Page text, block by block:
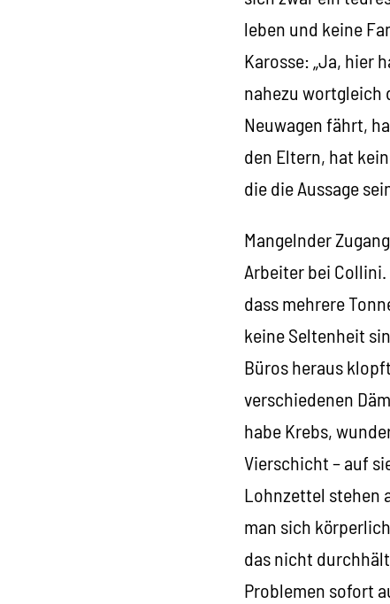
leben und keine
Karosse: „Ja, hier
nahezu wortgleich
Neuwagen fährt,
den Eltern, hat
die die Aussage
Mangelnder
Arbeiter bei
dass mehrere
keine Seltenheit
Büros heraus
verschiedenen
habe Krebs,
Vierschicht – auf
Lohnzettel stehen
man sich
das nicht
Problemen sofort